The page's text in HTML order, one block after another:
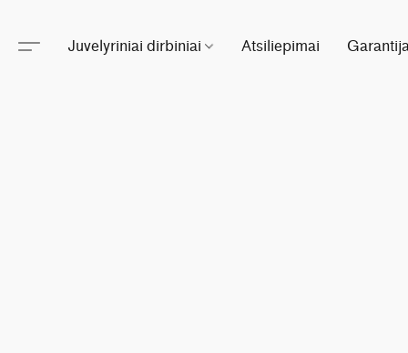
Juvelyriniai dirbiniai Atsiliepimai